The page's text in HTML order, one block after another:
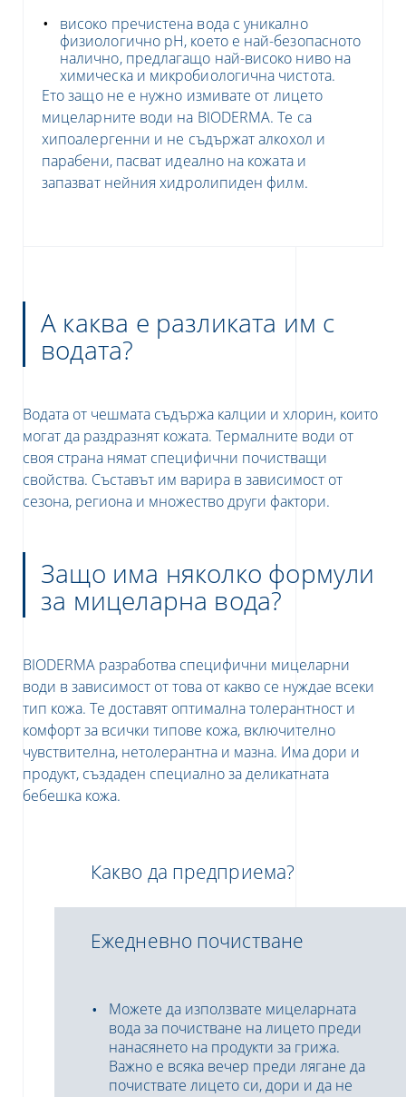
високо пречистена вода с уникално
физиологично pH, което е най-безопасното
налично, предлагащо най-високо ниво на
химическа и микробиологична чистота.
Ето защо не е нужно измивате от лицето
мицеларните води на BIODERMA. Те са
хипоалергенни и не съдържат алкохол и
парабени, пасват идеално на кожата и
запазват нейния хидролипиден филм.
А каква е разликата им с
водата?
Водата от чешмата съдържа калции и хлорин, които
могат да раздразнят кожата. Термалните води от
своя страна нямат специфични почистващи
свойства. Съставът им варира в зависимост от
сезона, региона и множество други фактори.
Защо има няколко формули
за мицеларна вода?
BIODERMA разработва специфични мицеларни
води в зависимост от това от какво се нуждае всеки
тип кожа. Те доставят оптимална толерантност и
комфорт за всички типове кожа, включително
чувствителна, нетолерантна и мазна. Има дори и
продукт, създаден специално за деликатната
бебешка кожа.
Какво да предприема?
Ежедневно почистване
Можете да използвате мицеларната
вода за почистване на лицето преди
нанасянето на продукти за грижа.
Важно е всяка вечер преди лягане да
почиствате лицето си, дори и да не